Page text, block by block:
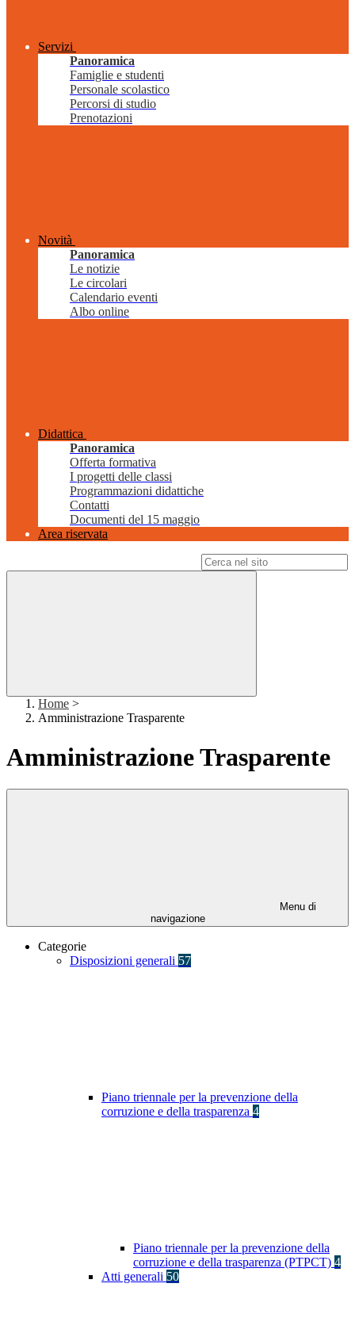
Servizi
Panoramica
Famiglie e studenti
Personale scolastico
Percorsi di studio
Prenotazioni
Novità
Panoramica
Le notizie
Le circolari
Calendario eventi
Albo online
Didattica
Panoramica
Offerta formativa
I progetti delle classi
Programmazioni didattiche
Contatti
Documenti del 15 maggio
Area riservata
Home >
Amministrazione Trasparente
Amministrazione Trasparente
Menu di
navigazione
Categorie
Disposizioni generali 57
Piano triennale per la prevenzione della
corruzione e della trasparenza 4
Piano triennale per la prevenzione della
corruzione e della trasparenza (PTPCT) 4
Atti generali 50